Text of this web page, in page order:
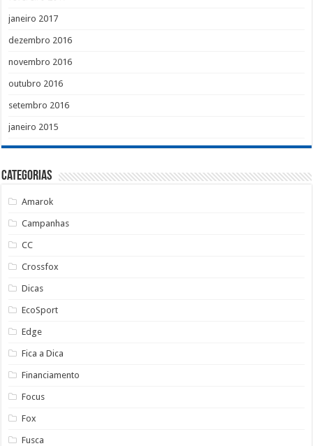
janeiro 2017
dezembro 2016
novembro 2016
outubro 2016
setembro 2016
janeiro 2015
Categorias
Amarok
Campanhas
CC
Crossfox
Dicas
EcoSport
Edge
Fica a Dica
Financiamento
Focus
Fox
Fusca